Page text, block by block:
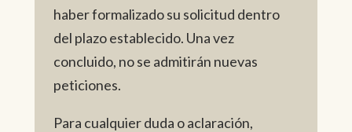
haber formalizado su solicitud dentro
del plazo establecido. Una vez
concluido, no se admitirán nuevas
peticiones.
Para cualquier duda o aclaración,